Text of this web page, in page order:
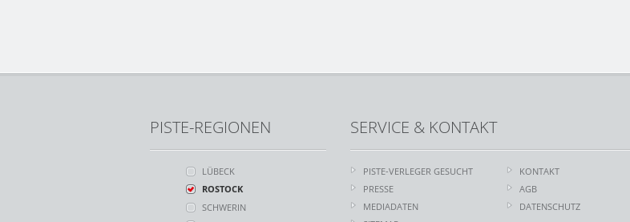
PISTE-REGIONEN
LÜBECK
ROSTOCK
SCHWERIN
SERVICE & KONTAKT
PISTE-VERLEGER GESUCHT
PRESSE
MEDIADATEN
KONTAKT
AGB
DATENSCHUTZ